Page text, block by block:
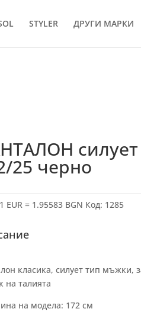
STYLER ДРУГИ МАРКИ
25 черно
EUR = 1.95583 BGN Код: 1285
класика, силует тип мъжки,
на талията
на модела: 172 см